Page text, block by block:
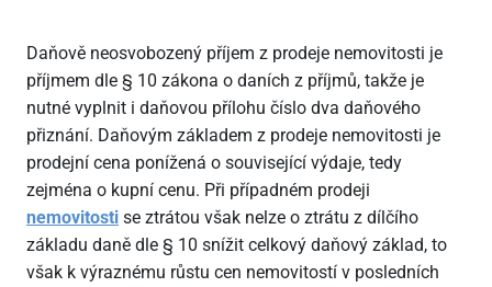
Daňově neosvobozený příjem z prodeje nemovitosti je
příjmem dle § 10 zákona o daních z příjmů, takže je
nutné vyplnit i daňovou přílohu číslo dva daňového
přiznání. Daňovým základem z prodeje nemovitosti je
prodejní cena ponížená o související výdaje, tedy
zejména o kupní cenu. Při případném prodeji
nemovitosti se ztrátou však nelze o ztrátu z dílčího
základu daně dle § 10 snížit celkový daňový základ, to
však k výraznému růstu cen nemovitostí v posledních